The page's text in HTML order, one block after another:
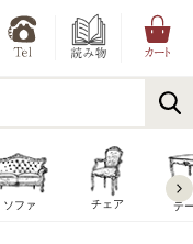
ソファ チェア テ